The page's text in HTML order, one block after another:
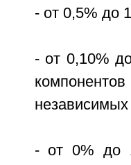
- от 0,5% до
- от 0,10%
- от 0% до